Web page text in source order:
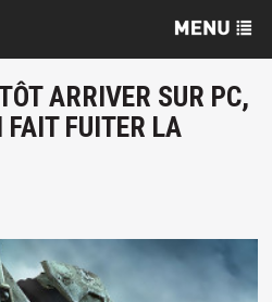
ARRIVER SUR PC,
FAIT FUITER LA